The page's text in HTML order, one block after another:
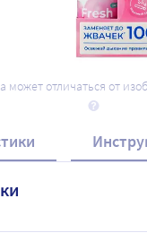
может отличаться от